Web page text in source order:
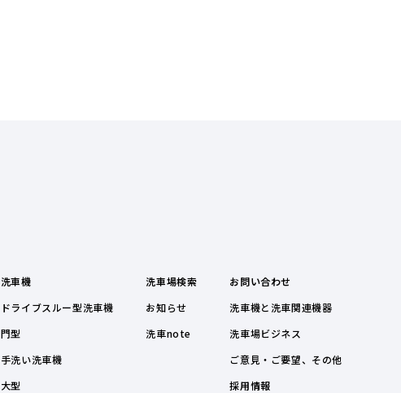
洗車機
ドライブスルー型洗車機
門型
手洗い洗車機
大型
洗車場検索
お知らせ
洗車note
お問い合わせ
洗車機と洗車関連機器
洗車場ビジネス
ご意見・ご要望、その他
採用情報